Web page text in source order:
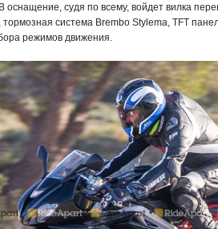
оснащение, судя по всему, войдет вилка
система Brembo Stylema, TFT
режимов движения.